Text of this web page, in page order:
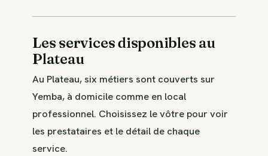
Les services disponibles au
Plateau
Au Plateau, six métiers sont couverts sur
Yemba, à domicile comme en local
professionnel. Choisissez le vôtre pour voir
les prestataires et le détail de chaque
service.